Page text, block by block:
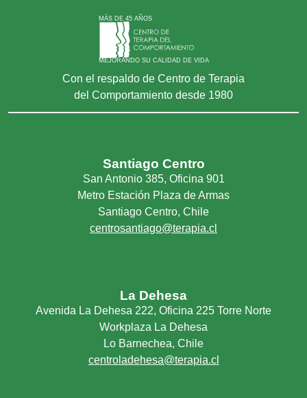
MÁS DE 45 AÑOS
MEJORANDO SU CALIDAD DE VIDA
Con el respaldo de Centro de Terapia
del Comportamiento desde 1980
Santiago Centro
San Antonio 385, Oficina 901
Metro Estación Plaza de Armas
Santiago Centro, Chile
centrosantiago@terapia.cl
La Dehesa
Avenida La Dehesa 222, Oficina 225 Torre Norte
Workplaza La Dehesa
Lo Barnechea, Chile
centroladehesa@terapia.cl